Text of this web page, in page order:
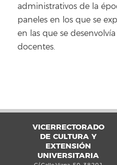
administrativos de la
paneles en los que se
en las que se
docentes.
VICERRECTORADO
DE CULTURA Y
EXTENSIÓN
UNIVERSITARIA